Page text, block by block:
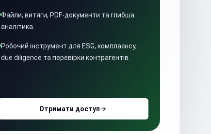
Файли, витяги, PDF-документи та глибша
аналітика.
Робочий інструмент для ESG, комплаєнсу,
due diligence та перевірки контрагентів.
Отримати доступ